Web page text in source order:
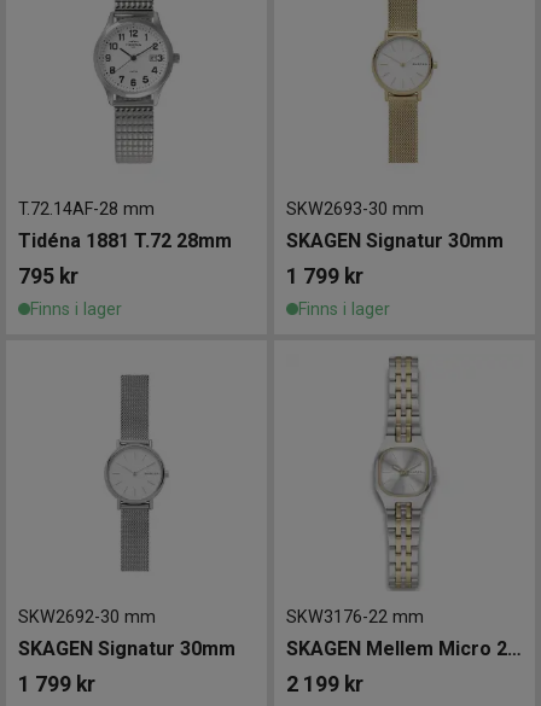
T.72.14AF-28 mm
Tidéna 1881 T.72 28mm
795 kr
Finns i lager
SKW2693-30 mm
SKAGEN Signatur 30mm
1 799 kr
Finns i lager
SKW2692-30 mm
SKAGEN Signatur 30mm
1 799 kr
SKW3176-22 mm
SKAGEN Mellem Micro 22mm
2 199 kr